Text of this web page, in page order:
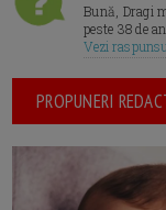
Bună, Dragi
peste 38 de
Vezi
PROPUNERI